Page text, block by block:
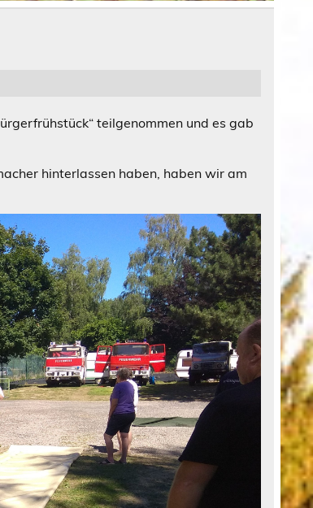
teilgenommen und es gab
hinterlassen haben, haben wir am